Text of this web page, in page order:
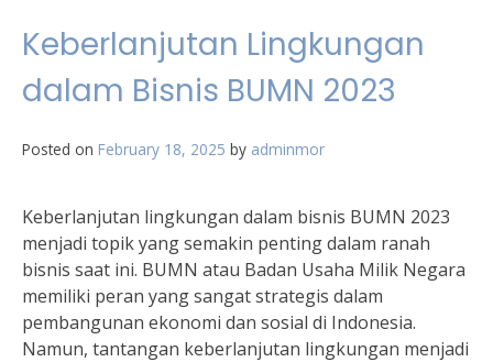
Keberlanjutan Lingkungan
dalam Bisnis BUMN 2023
Posted on February 18, 2025 by adminmor
Keberlanjutan lingkungan dalam bisnis BUMN 2023
menjadi topik yang semakin penting dalam ranah
bisnis saat ini. BUMN atau Badan Usaha Milik Negara
memiliki peran yang sangat strategis dalam
pembangunan ekonomi dan sosial di Indonesia.
Namun, tantangan keberlanjutan lingkungan menjadi